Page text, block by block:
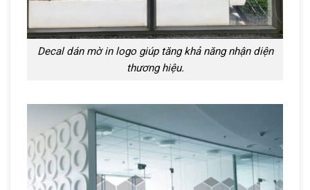
Decal dán mờ in logo giúp tăng khả năng nhận diện
thương hiệu.